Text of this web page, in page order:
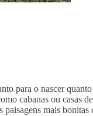
para o nascer
cabanas ou casas de
mais